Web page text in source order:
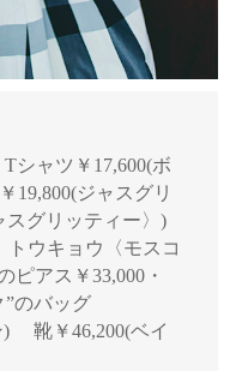
シャツ￥17,600(ボ
19,800(ジャスグリ
スグリッティー〉)
ウキョウ〈モスコ
ピアス￥33,000・
”のバッグ
) 靴￥46,200(ベイ